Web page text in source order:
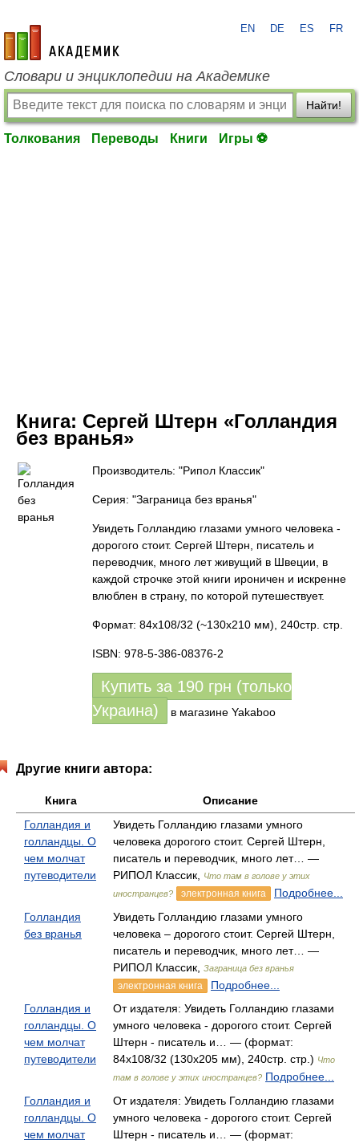
academic.ru
EN DE ES FR
Словари и энциклопедии на Академике
Найти!
Толкования Переводы Книги Игры ⚽
Книга: Сергей Штерн «Голландия
без вранья»
Производитель: "Рипол Классик"
Серия: "Заграница без вранья"
Увидеть Голландию глазами умного человека -
дорогого стоит. Сергей Штерн, писатель и
переводчик, много лет живущий в Швеции, в
каждой строчке этой книги ироничен и искренне
влюблен в страну, по которой путешествует.
Формат: 84х108/32 (~130x210 мм), 240стр. стр.
ISBN: 978-5-386-08376-2
Купить за 190 грн (только
Украина)
в магазине Yakaboo
Другие книги автора:
Книга
Описание
Голландия и
голландцы. О
чем молчат
путеводители
Увидеть Голландию глазами умного
человека дорогого стоит. Сергей Штерн,
писатель и переводчик, много лет… —
РИПОЛ Классик,
Что там в голове у этих
иностранцев?
электронная книга
Подробнее...
Голландия
без вранья
Увидеть Голландию глазами умного
человека – дорогого стоит. Сергей Штерн,
писатель и переводчик, много лет… —
РИПОЛ Классик,
Заграница без вранья
электронная книга
Подробнее...
Голландия и
голландцы. О
чем молчат
путеводители
От издателя: Увидеть Голландию глазами
умного человека - дорогого стоит. Сергей
Штерн - писатель и… — (формат:
84x108/32 (130х205 мм), 240стр. стр.) Что
там в голове у этих иностранцев? Подробнее...
Голландия и
голландцы. О
чем молчат
От издателя: Увидеть Голландию глазами
умного человека - дорогого стоит. Сергей
Штерн - писатель и… — (формат: